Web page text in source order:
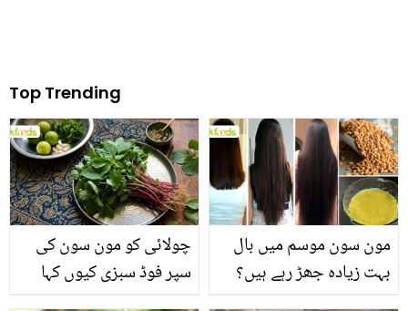
Top Trending
چولائی کو مون سون کی
سپر فوڈ سبزی کیوں کہا
مون سون موسم میں بال
بہت زیادہ جھڑ رہے ہیں؟